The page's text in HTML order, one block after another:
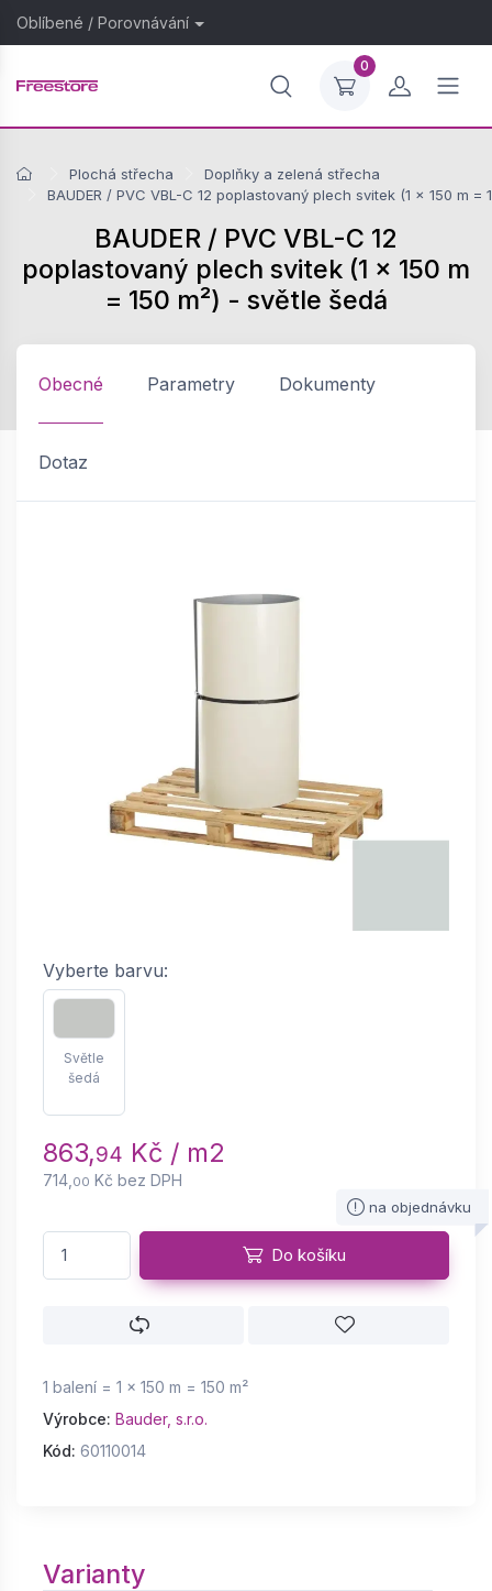
Oblíbené / Porovnávání
0
Plochá střecha
Doplňky a zelená střecha
BAUDER / PVC VBL-C 12 poplastovaný plech svitek (1 × 150 m =
BAUDER / PVC VBL-C 12
poplastovaný plech svitek (1 × 150 m
= 150 m²) - světle šedá
Obecné Parametry Dokumenty
Dotaz
Vyberte barvu:
Světle
šedá
863,94 Kč / m2
714, 00 Kč bez DPH
na objednávku
Do košíku
1 balení = 1 × 150 m = 150 m²
Výrobce: Bauder, s.r.o.
Kód: 60110014
Varianty